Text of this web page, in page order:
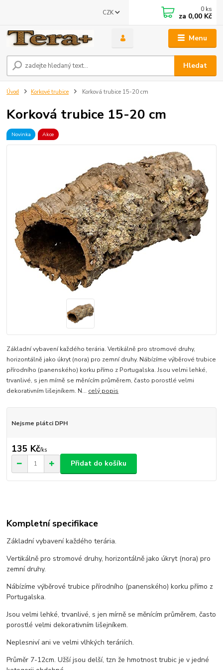
Menu
CZK
Hledat
0 ks
za 0,00 Kč
Úvod Korkové trubice Korková trubice 15-20 cm
Korková trubice 15-20 cm
Novinka Akce
Základní vybavení každého terária. Vertikálně pro stromové druhy,
horizontálně jako úkryt (nora) pro zemní druhy. Nábízíme výběrové trubice
přírodního (panenského) korku přímo z Portugalska. Jsou velmi lehké,
trvanlivé, s jen mírně se měnícím průměrem, často porostlé velmi
dekorativním lišejníkem. N... celý popis
Nejsme plátci DPH
135 Kč/ks
Přidat do košíku
Kompletní specifikace
Základní vybavení každého terária.
Vertikálně pro stromové druhy, horizontálně jako úkryt (nora) pro
zemní druhy.
Nábízíme výběrové trubice přírodního (panenského) korku přímo z
Portugalska.
Jsou velmi lehké, trvanlivé, s jen mírně se měnícím průměrem, často
porostlé velmi dekorativním lišejníkem.
Neplesniví ani ve velmi vlhkých teráriích.
Průměr 7-12cm. Užší jsou delší, tzn že hmotnost trubic je v jedné